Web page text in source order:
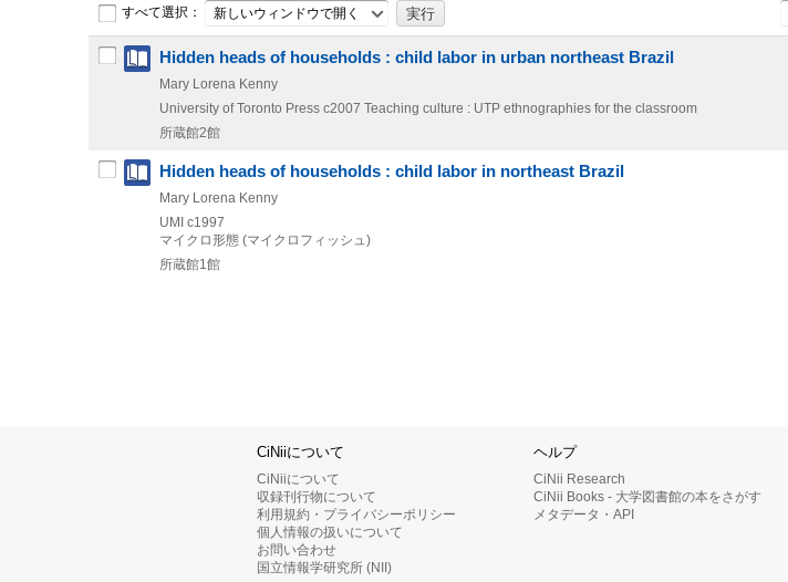
すべて選択： 新しいウィンドウで開く
Hidden heads of households : child labor in urban northeast Brazil
Mary Lorena Kenny
University of Toronto Press c2007 Teaching culture : UTP ethnographies for the classroom
所蔵館2館
Hidden heads of households : child labor in northeast Brazil
Mary Lorena Kenny
UMI c1997
マイクロ形態 (マイクロフィッシュ)
所蔵館1館
CiNiiについて
CiNiiについて
収録刊行物について
利用規約・プライバシーポリシー
個人情報の扱いについて
お問い合わせ
国立情報学研究所 (NII)
ヘルプ
CiNii Research
CiNii Books - 大学図書館の本をさがす
メタデータ・API